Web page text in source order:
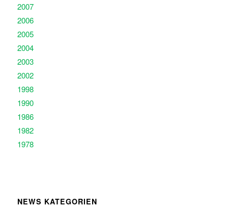
2007
2006
2005
2004
2003
2002
1998
1990
1986
1982
1978
NEWS KATEGORIEN